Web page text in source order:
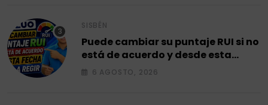
SISBÉN
Puede cambiar su puntaje RUI si no
está de acuerdo y desde esta
fecha empieza a regir en el 2026.
6 AGOSTO, 2026